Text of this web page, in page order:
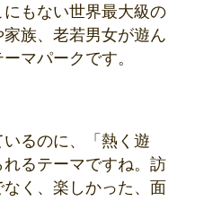
もない世界最大級の
族、老若男女が遊ん
マパークです。
るのに、「熱く遊
るテーマですね。訪
く、楽しかった、面